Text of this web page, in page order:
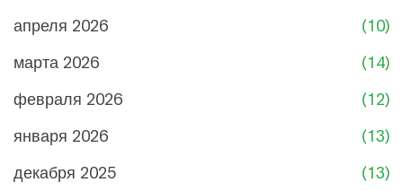
апреля 2026
(10)
марта 2026
(14)
февраля 2026
(12)
января 2026
(13)
декабря 2025
(13)